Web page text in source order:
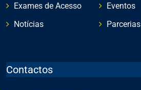
Exames de Acesso
Notícias
Eventos
Parcerias
Contactos